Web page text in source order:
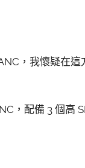
，我懷疑在
，配備 3 個高